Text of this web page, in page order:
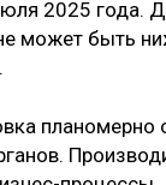
2025 года.
может быть
планомерно